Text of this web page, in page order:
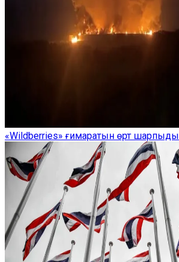
«Wildberries» ғимаратын өрт шарпыды